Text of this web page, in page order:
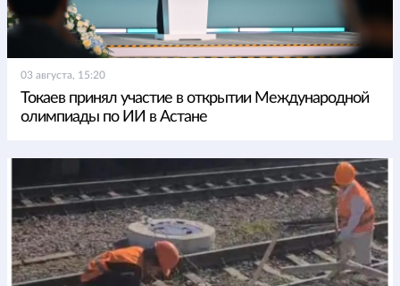
03 августа, 15:20
Токаев принял участие в открытии Международной
олимпиады по ИИ в Астане